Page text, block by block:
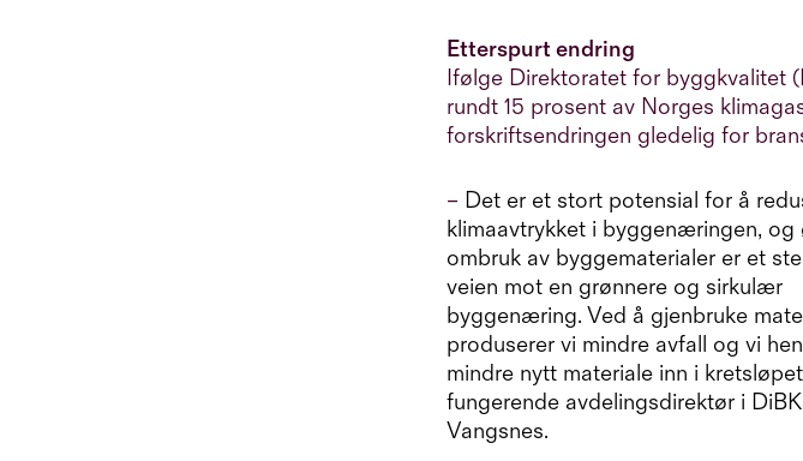
Etterspurt endring
Ifølge Direktoratet for byggkvalitet
rundt 15 prosent av Norges
forskriftsendringen gledelig for
– Det er et stort potensial for å
klimaavtrykket i byggenæringen, og
ombruk av byggematerialer er et
veien mot en grønnere og sirkulær
byggenæring. Ved å gjenbruke
produserer vi mindre avfall og vi
mindre nytt materiale inn i
fungerende avdelingsdirektør i
Vangsnes.